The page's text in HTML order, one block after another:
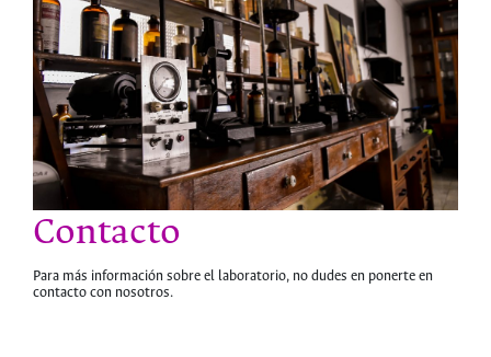
Contacto
Para más información sobre el laboratorio, no dudes en ponerte en
contacto con nosotros.